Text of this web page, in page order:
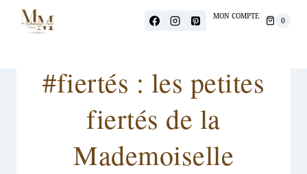
MON COMPTE 0
Challenge de janvier
#fiertés : les petites
fiertés de la
Mademoiselle